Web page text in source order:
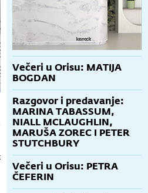
Večeri u Orisu: MATIJA
BOGDAN
Razgovor i predavanje:
MARINA TABASSUM,
NIALL MCLAUGHLIN,
MARUŠA ZOREC I PETER
STUTCHBURY
Večeri u Orisu: PETRA
ČEFERIN